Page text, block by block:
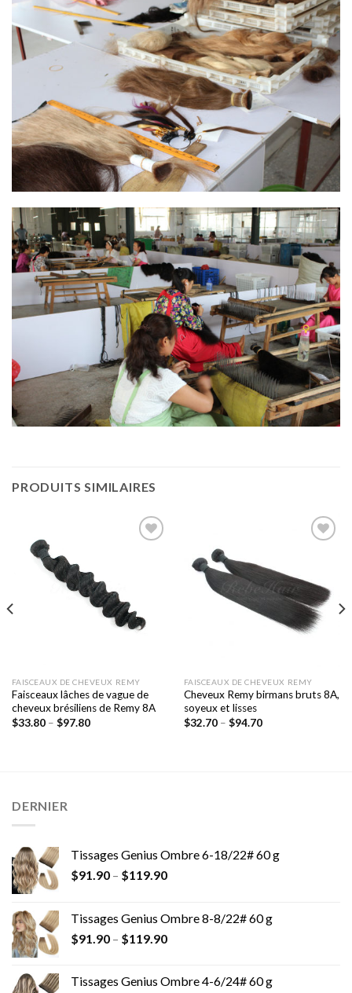
PRODUITS SIMILAIRES
FAISCEAUX DE CHEVEUX REMY
Faisceaux lâches de vague de
cheveux brésiliens de Remy 8A
$33.80– $97.80
souhaits
FAISCEAUX DE CHEVEUX REMY
Cheveux Remy birmans bruts 8A,
soyeux et lisses
$32.70– $94.70
DERNIER
Tissages Genius Ombre 6-18/22# 60 g
$91.90 – $119.90
Tissages Genius Ombre 8-8/22# 60 g
$91.90 – $119.90
Tissages Genius Ombre 4-6/24# 60 g